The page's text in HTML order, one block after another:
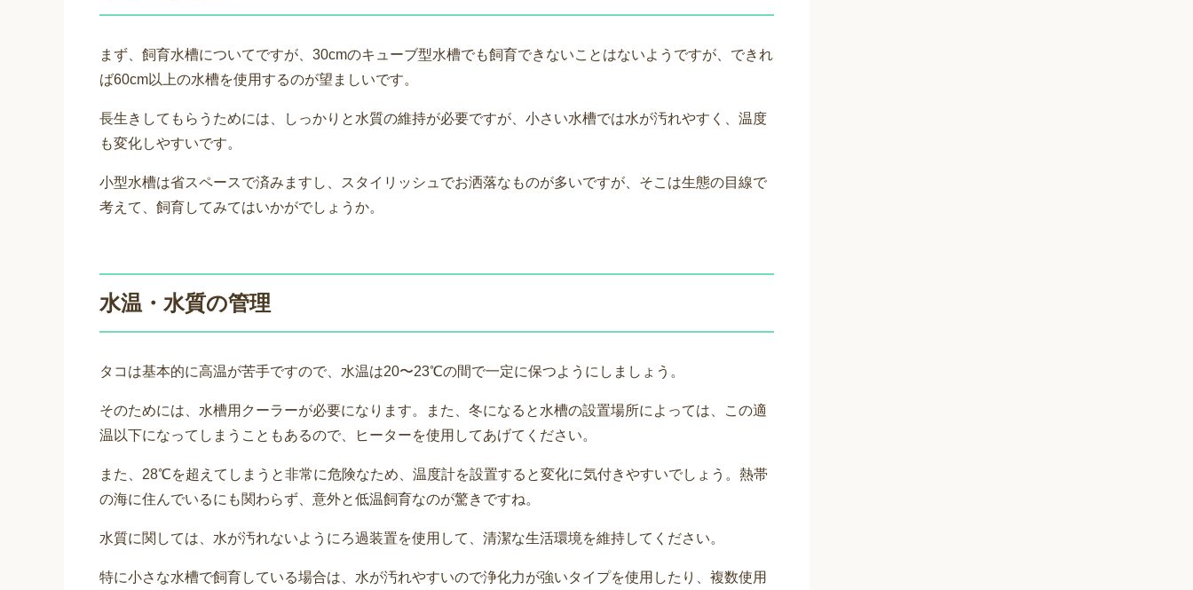
まず、飼育水槽についてですが、30cmのキューブ型水槽でも飼育できないことはないようですが、できれ
ば60cm以上の水槽を使用するのが望ましいです。
長生きしてもらうためには、しっかりと水質の維持が必要ですが、小さい水槽では水が汚れやすく、温度
も変化しやすいです。
小型水槽は省スペースで済みますし、スタイリッシュでお洒落なものが多いですが、そこは生態の目線で
考えて、飼育してみてはいかがでしょうか。
水温・水質の管理
タコは基本的に高温が苦手ですので、水温は20〜23℃の間で一定に保つようにしましょう。
そのためには、水槽用クーラーが必要になります。また、冬になると水槽の設置場所によっては、この適
温以下になってしまうこともあるので、ヒーターを使用してあげてください。
また、28℃を超えてしまうと非常に危険なため、温度計を設置すると変化に気付きやすいでしょう。熱帯
の海に住んでいるにも関わらず、意外と低温飼育なのが驚きですね。
水質に関しては、水が汚れないようにろ過装置を使用して、清潔な生活環境を維持してください。
特に小さな水槽で飼育している場合は、水が汚れやすいので浄化力が強いタイプを使用したり、複数使用